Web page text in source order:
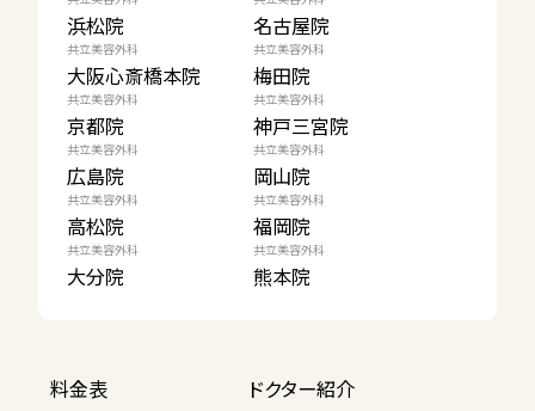
浜松院 名古屋院
共立美容外科
大阪心斎橋本院
共立美容外科
梅田院
共立美容外科
京都院
共立美容外科
神戸三宮院
共立美容外科
広島院
共立美容外科
岡山院
共立美容外科
高松院
共立美容外科
福岡院
共立美容外科
大分院
共立美容外科
熊本院
料金表
ドクター紹介